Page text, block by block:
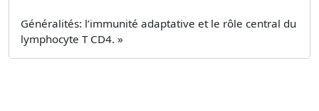
Généralités: l’immunité adaptative et le rôle central du
lymphocyte T CD4. »